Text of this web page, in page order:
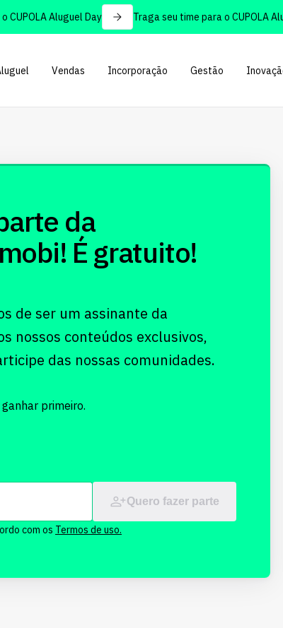
Aluguel Day Traga seu time para o CUPOLA
Vendas Incorporação Gestão
da
É gratuito!
de ser um assinante da
nossos conteúdos exclusivos,
das nossas comunidades.
primeiro.
Quero fazer parte
com os Termos de uso.